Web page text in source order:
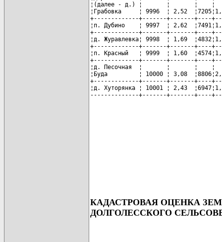
¦(далее - д.) ¦       ¦       ¦
¦Грабовка     ¦ 9996  ¦ 2,52
+-------------+-------+-------+----
¦п. Дубино    ¦ 9997  ¦ 2,62
+-------------+-------+-------+----
¦д. Журавлевка¦ 9998  ¦ 1,69
+-------------+-------+-------+----
¦п. Красный   ¦ 9999  ¦ 1,60
+-------------+-------+-------+----
¦д. Песочная  ¦       ¦       ¦
¦Буда         ¦ 10000 ¦ 3,08
+-------------+-------+-------+----
¦д. Хуторянка ¦ 10001 ¦ 2,43
--------------+-------+-------+----
КАДАСТРОВАЯ ОЦЕНКА
ДОЛГОЛЕССКОГО